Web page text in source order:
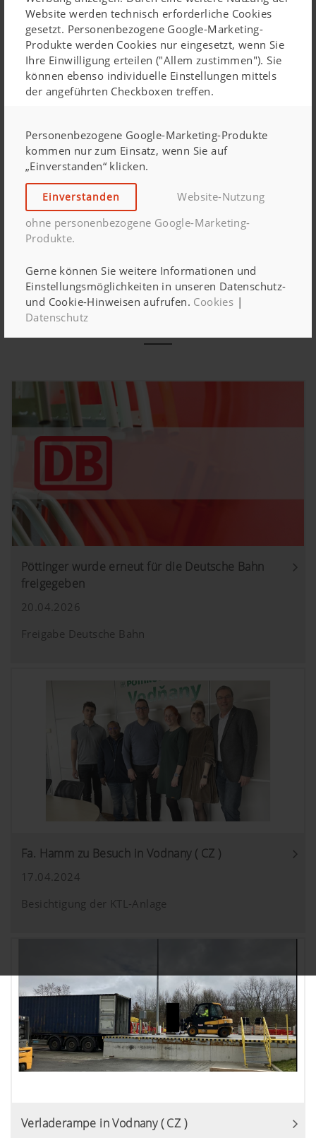
Website werden technisch erforderliche Cookies
gesetzt. Personenbezogene Google-Marketing-
Produkte werden Cookies nur eingesetzt, wenn Sie
Ihre Einwilligung erteilen ("Allem zustimmen"). Sie
können ebenso individuelle Einstellungen mittels
der angeführten Checkboxen treffen.
Personenbezogene Google-Marketing-Produkte
kommen nur zum Einsatz, wenn Sie auf
„Einverstanden“ klicken.
Einverstanden
Website-Nutzung
ohne personenbezogene Google-Marketing-
Produkte.
Gerne können Sie weitere Informationen und
Einstellungsmöglichkeiten in unseren Datenschutz-
und Cookie-Hinweisen aufrufen. Cookies |
Datenschutz
Mit dem engagierten Bestreben nach Verbesserungen,
Effizienz- und Produktionssteigerungen hat der
Grieskirchner Leitbetrieb die Stärkung des
Arbeitsplätzen im Fokus. Als Leitbetrieb für Lean
Management kann PÖTTINGER zuversichtlich in eine
erfolgreiche Zukunft blicken.
IMMER AKTUELL INFORMIERT
ÄHNLICHE ARTIKEL
Pöttinger wurde erneut für die Deutsche Bahn
freigegeben
20.04.2026
Freigabe Deutsche Bahn
Fa. Hamm zu Besuch in Vodnany ( CZ )
17.04.2024
Besichtigung der KTL-Anlage
Verladerampe in Vodnany ( CZ )